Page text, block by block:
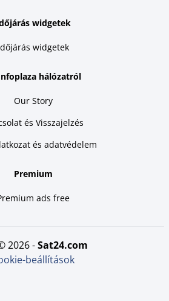
widgetek
widgetek
hálózatról
Our Story
és Visszajelzés
és adatvédelem
Premium
ads free
2026 - sat24.com
beállítások